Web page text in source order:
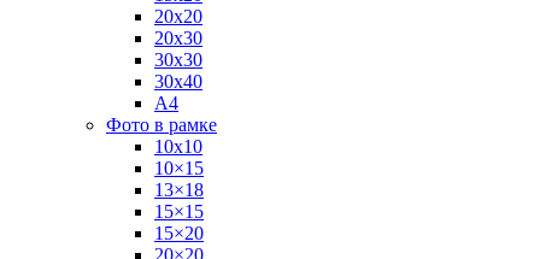
20х20
20х30
30х30
30х40
А4
Фото в рамке
10х10
10×15
13×18
15×15
15×20
20×20